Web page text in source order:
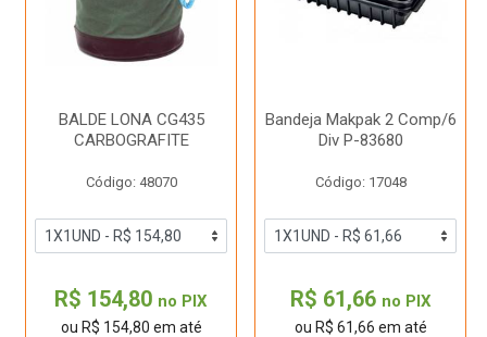
BALDE LONA CG435
CARBOGRAFITE
Código: 48070
R$ 154,80 no PIX
ou R$ 154,80 em até
Bandeja Makpak 2 Comp/6
Div P-83680
Código: 17048
R$ 61,66 no PIX
ou R$ 61,66 em até